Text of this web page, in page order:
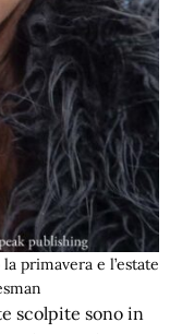
primavera e l’estate
scolpite sono in